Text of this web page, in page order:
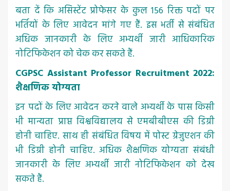
बता दें कि असिस्टेंट प्रोफेसर के कुल 156 रिक्त पदों पर
भर्तियों के लिए आवेदन मांगे गए हैं. इस भर्ती से संबंधित
अधिक जानकारी के लिए अभ्यर्थी जारी आधिकारिक
नोटिफिकेशन को चेक कर सकते हैं.
CGPSC Assistant Professor Recruitment 2022:
शैक्षणिक योग्यता
इन पदों के लिए आवेदन करने वाले अभ्यर्थी के पास किसी
भी मान्यता प्राप्त विश्वविद्यालय से एमबीबीएस की डिग्री
होनी चाहिए. साथ ही संबंधित विषय में पोस्ट ग्रेजुएशन की
भी डिग्री होनी चाहिए. अधिक शैक्षणिक योग्यता संबंधी
जानकारी के लिए अभ्यर्थी जारी नोटिफिकेशन को देख
सकते हैं.